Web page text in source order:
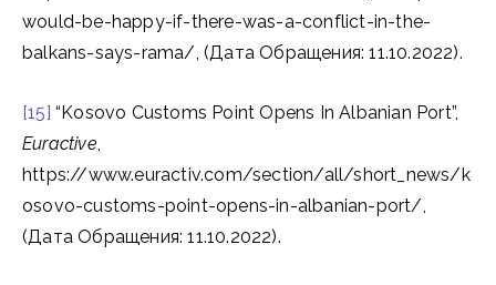
would-be-happy-if-there-was-a-conflict-in-the-
balkans-says-rama/, (Дата Обращения: 11.10.2022).
[15] “Kosovo Customs Point Opens In Albanian Port”,
Euractive,
https://www.euractiv.com/section/all/short_news/k
osovo-customs-point-opens-in-albanian-port/,
(Дата Обращения: 11.10.2022).